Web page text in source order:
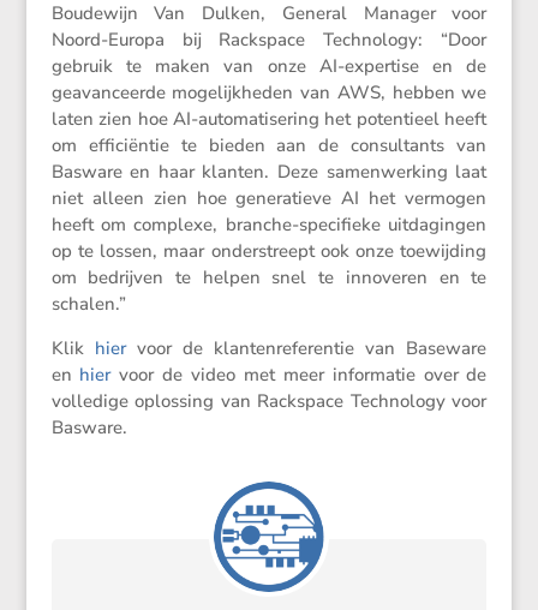
Boude­wijn Van Dulken, General Manager voor
Noord-Europa bij Racks­pace Techno­logy: “Door
gebruik te maken van onze AI-exper­tise en de
geavan­ceerde mogelijk­heden van AWS, hebben we
laten zien hoe AI-automa­ti­se­ring het poten­tieel heeft
om effici­ëntie te bieden aan de consul­tants van
Basware en haar klanten. Deze samen­wer­king laat
niet alleen zien hoe genera­tieve AI het vermogen
heeft om complexe, branche-speci­fieke uitda­gingen
op te lossen, maar onder­streept ook onze toewij­ding
om bedrijven te helpen snel te innoveren en te
schalen.”
Klik hiervoor de klanten­re­fe­rentie van Baseware
en hiervoor de video met meer infor­matie over de
volle­dige oplos­sing van Racks­pace Techno­logy voor
Basware.